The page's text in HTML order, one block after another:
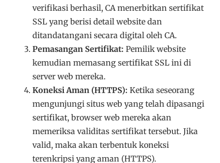
verifikasi berhasil, CA menerbitkan sertifikat
SSL yang berisi detail website dan
ditandatangani secara digital oleh CA.
Pemasangan Sertifikat: Pemilik website
kemudian memasang sertifikat SSL ini di
server web mereka.
Koneksi Aman (HTTPS): Ketika seseorang
mengunjungi situs web yang telah dipasangi
sertifikat, browser web mereka akan
memeriksa validitas sertifikat tersebut. Jika
valid, maka akan terbentuk koneksi
terenkripsi yang aman (HTTPS).